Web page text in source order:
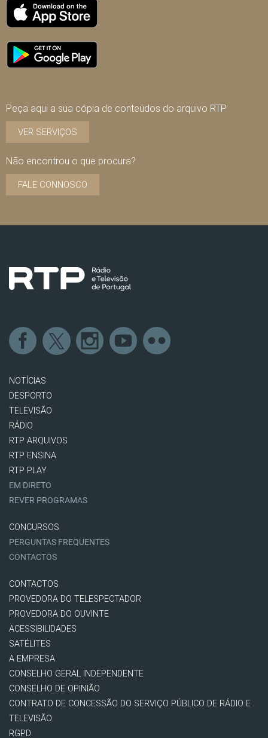
Peça aqui a sua cópia de conteúdos do arquivo RTP
VER SERVIÇOS
Não encontrou o que procura?
FALE CONNOSCO
NOTÍCIAS
DESPORTO
TELEVISÃO
RÁDIO
RTP ARQUIVOS
RTP ENSINA
RTP PLAY
EM DIRETO
REVER PROGRAMAS
CONCURSOS
PERGUNTAS FREQUENTES
CONTACTOS
CONTACTOS
PROVEDORA DO TELESPECTADOR
PROVEDORA DO OUVINTE
ACESSIBILIDADES
SATÉLITES
A EMPRESA
CONSELHO GERAL INDEPENDENTE
CONSELHO DE OPINIÃO
CONTRATO DE CONCESSÃO DO SERVIÇO PÚBLICO DE RÁDIO E
TELEVISÃO
RGPD